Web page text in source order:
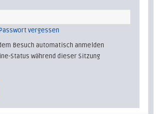
vergessen
Besuch automatisch anmelden
Status während dieser Sitzung